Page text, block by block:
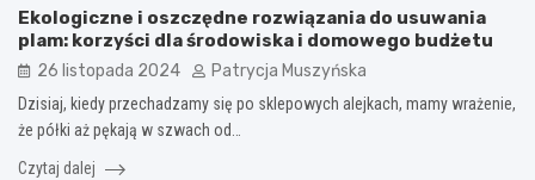
Ekologiczne i oszczędne rozwiązania do usuwania
plam: korzyści dla środowiska i domowego budżetu
26 listopada 2024 Patrycja Muszyńska
Dzisiaj, kiedy przechadzamy się po sklepowych alejkach, mamy wrażenie,
że półki aż pękają w szwach od…
Czytaj dalej